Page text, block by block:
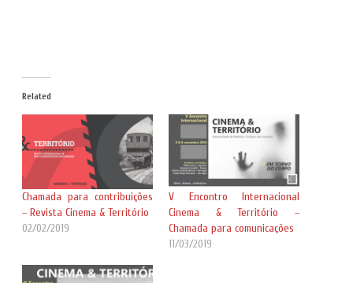
Related
Chamada para contribuições
– Revista Cinema & Território
02/02/2019
V Encontro Internacional
Cinema & Território –
Chamada para comunicações
11/03/2019